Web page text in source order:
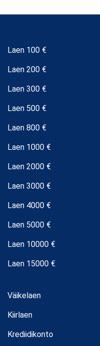
Laen 100 €
Laen 200 €
Laen 300 €
Laen 500 €
Laen 800 €
Laen 1000 €
Laen 2000 €
Laen 3000 €
Laen 4000 €
Laen 5000 €
Laen 10000 €
Laen 15000 €
Väikelaen
Kiirlaen
Krediidikonto